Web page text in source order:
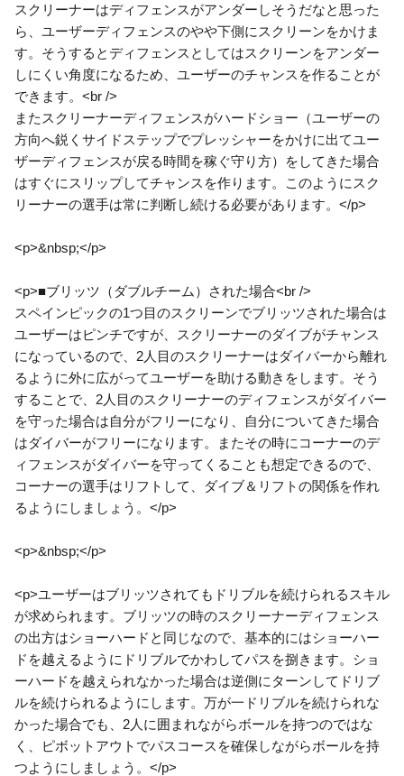
スクリーナーはディフェンスがアンダーしそうだなと思った
ら、ユーザーディフェンスのやや下側にスクリーンをかけま
す。そうするとディフェンスとしてはスクリーンをアンダー
しにくい角度になるため、ユーザーのチャンスを作ることが
できます。<br />
またスクリーナーディフェンスがハードショー（ユーザーの
方向へ鋭くサイドステップでプレッシャーをかけに出てユー
ザーディフェンスが戻る時間を稼ぐ守り方）をしてきた場合
はすぐにスリップしてチャンスを作ります。このようにスク
リーナーの選手は常に判断し続ける必要があります。</p>
<p>&nbsp;</p>
<p>■ブリッツ（ダブルチーム）された場合<br />
スペインピックの1つ目のスクリーンでブリッツされた場合は
ユーザーはピンチですが、スクリーナーのダイブがチャンス
になっているので、2人目のスクリーナーはダイバーから離れ
るように外に広がってユーザーを助ける動きをします。そう
することで、2人目のスクリーナーのディフェンスがダイバー
を守った場合は自分がフリーになり、自分についてきた場合
はダイバーがフリーになります。またその時にコーナーのデ
ィフェンスがダイバーを守ってくることも想定できるので、
コーナーの選手はリフトして、ダイブ＆リフトの関係を作れ
るようにしましょう。</p>
<p>&nbsp;</p>
<p>ユーザーはブリッツされてもドリブルを続けられるスキル
が求められます。ブリッツの時のスクリーナーディフェンス
の出方はショーハードと同じなので、基本的にはショーハー
ドを越えるようにドリブルでかわしてパスを捌きます。ショ
ーハードを越えられなかった場合は逆側にターンしてドリブ
ルを続けられるようにします。万が一ドリブルを続けられな
かった場合でも、2人に囲まれながらボールを持つのではな
く、ピボットアウトでパスコースを確保しながらボールを持
つようにしましょう。</p>